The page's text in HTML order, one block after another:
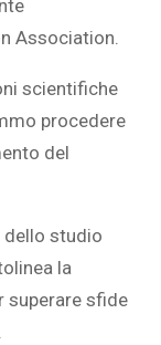
Association.
scientifiche
procedere
del
dello studio
la
superare sfide